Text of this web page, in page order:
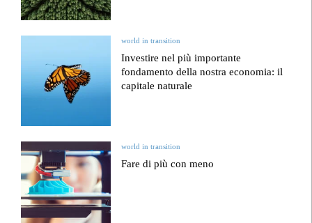
world in transition
Investire nel più importante
fondamento della nostra economia: il
capitale naturale
world in transition
Fare di più con meno